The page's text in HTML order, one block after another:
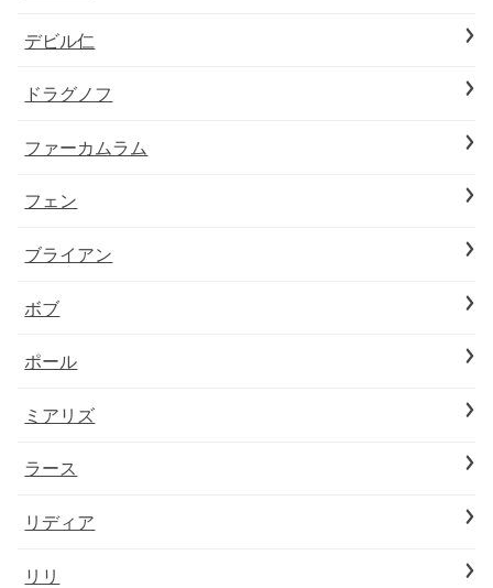
デビル仁
ドラグノフ
ファーカムラム
フェン
ブライアン
ボブ
ポール
ミアリズ
ラース
リディア
リリ